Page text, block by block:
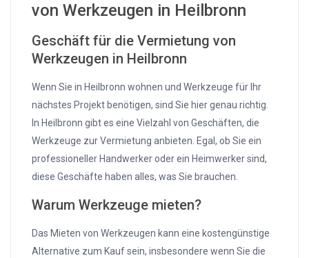
von Werkzeugen in Heilbronn
Geschäft für die Vermietung von
Werkzeugen in Heilbronn
Wenn Sie in Heilbronn wohnen und Werkzeuge für Ihr
nächstes Projekt benötigen, sind Sie hier genau richtig.
In Heilbronn gibt es eine Vielzahl von Geschäften, die
Werkzeuge zur Vermietung anbieten. Egal, ob Sie ein
professioneller Handwerker oder ein Heimwerker sind,
diese Geschäfte haben alles, was Sie brauchen.
Warum Werkzeuge mieten?
Das Mieten von Werkzeugen kann eine kostengünstige
Alternative zum Kauf sein, insbesondere wenn Sie die